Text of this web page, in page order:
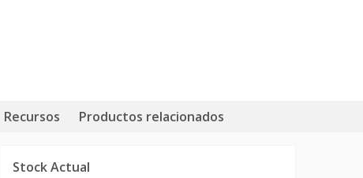
Recursos Productos relacionados
Stock Actual